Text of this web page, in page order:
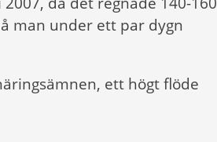
man under ett par dygn
ett högt flöde